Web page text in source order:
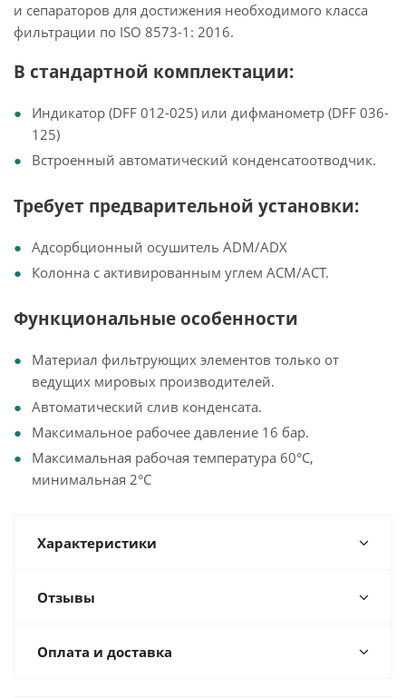
и сепараторов для достижения необходимого класса
фильтрации по ISO 8573-1: 2016.
В стандартной комплектации:
Индикатор (DFF 012-025) или дифманометр (DFF 036-
125)
Встроенный автоматический конденсатоотводчик.
Требует предварительной установки:
Адсорбционный осушитель ADM/ADX
Колонна с активированным углем ACM/ACT.
Функциональные особенности
Материал фильтрующих элементов только от
ведущих мировых производителей.
Автоматический слив конденсата.
Максимальное рабочее давление 16 бар.
Максимальная рабочая температура 60°С,
минимальная 2°С
Характеристики
Отзывы
Оплата и доставка